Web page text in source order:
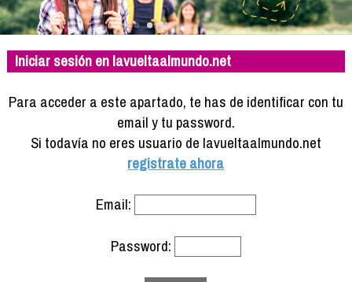
Viaja con nosotros
Camino solidario
Libros
Compañeros de viaje
Info viajeros
Iniciar sesión en lavueltaalmundo.net
Para acceder a este apartado, te has de identificar con tu
email y tu password.
Si todavía no eres usuario de lavueltaalmundo.net
registrate ahora
Email:
Password: